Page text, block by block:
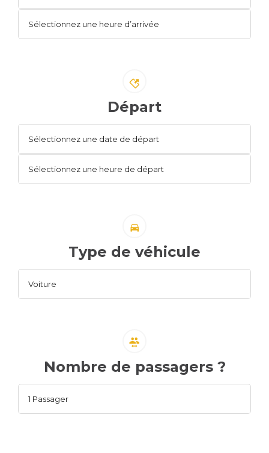
Départ
Type de véhicule
Nombre de passagers ?